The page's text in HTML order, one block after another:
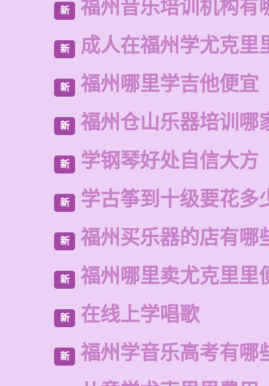
新 福州音乐培训机构有
新 成人在福州学尤克里
新 福州哪里学吉他便宜
新 福州仓山乐器培训哪
新 学钢琴好处自信大方
新 学古筝到十级要花多
新 福州买乐器的店有哪
新 福州哪里卖尤克里里
新 在线上学唱歌
新 福州学音乐高考有哪